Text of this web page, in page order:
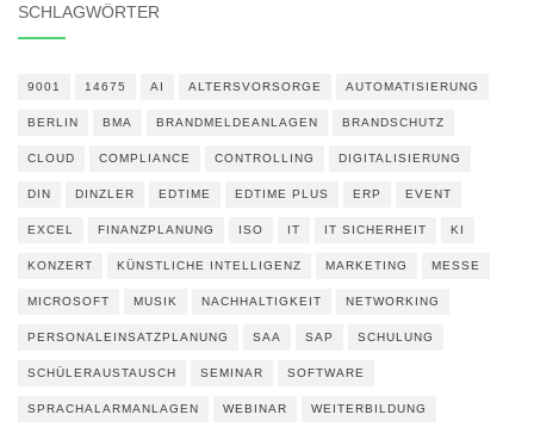
SCHLAGWÖRTER
9001 14675 AI ALTERSVORSORGE AUTOMATISIERUNG
BERLIN BMA BRANDMELDEANLAGEN BRANDSCHUTZ
CLOUD COMPLIANCE CONTROLLING DIGITALISIERUNG
DIN DINZLER EDTIME EDTIME PLUS ERP EVENT
EXCEL FINANZPLANUNG ISO IT IT SICHERHEIT KI
KONZERT KÜNSTLICHE INTELLIGENZ MARKETING MESSE
MICROSOFT MUSIK NACHHALTIGKEIT NETWORKING
PERSONALEINSATZPLANUNG SAA SAP SCHULUNG
SCHÜLERAUSTAUSCH SEMINAR SOFTWARE
SPRACHALARMANLAGEN WEBINAR WEITERBILDUNG